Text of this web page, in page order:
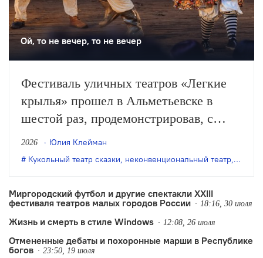
Ой, то не вечер, то не вечер
Фестиваль уличных театров «Легкие
крылья» прошел в Альметьевске в
шестой раз, продемонстрировав, с
одной стороны, особое качество
выращенной фестивалем аудитории, с
тренды.
2026
Юлия Клейман
Кукольный театр сказки, неконвенциональный театр, театр
Миргородский футбол и другие спектакли XXIII
фестиваля театров малых городов России
18:16, 30 июля
Жизнь и смерть в стиле Windows 12:08, 26 июля
Отмененные дебаты и похоронные марши в Республике
богов
23:50, 19 июля